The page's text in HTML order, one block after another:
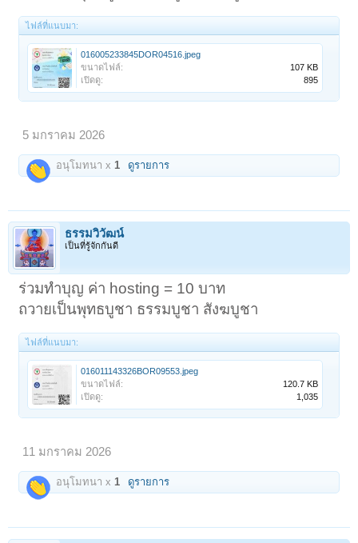
ไฟล์ที่แนบมา:
016005233845DOR04516.jpeg
ขนาดไฟล์:
107 KB
เปิดดู:
895
5 มกราคม 2026
อนุโมทนา x 1 ดูรายการ
ธรรมวิวัฒน์
เป็นที่รู้จักกันดี
ร่วมทำบุญ ค่า hosting = 10 บาท
ถวายเป็นพุทธบูชา ธรรมบูชา สังฆบูชา
ไฟล์ที่แนบมา:
016011143326BOR09553.jpeg
ขนาดไฟล์:
120.7 KB
เปิดดู:
1,035
11 มกราคม 2026
อนุโมทนา x1 ดูรายการ